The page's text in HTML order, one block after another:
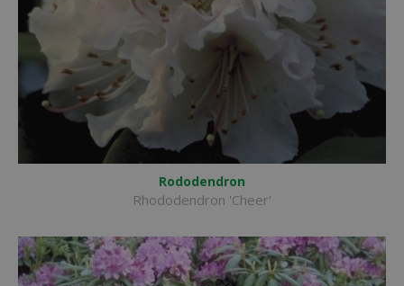
Rododendron
Rhododendron 'Cheer'